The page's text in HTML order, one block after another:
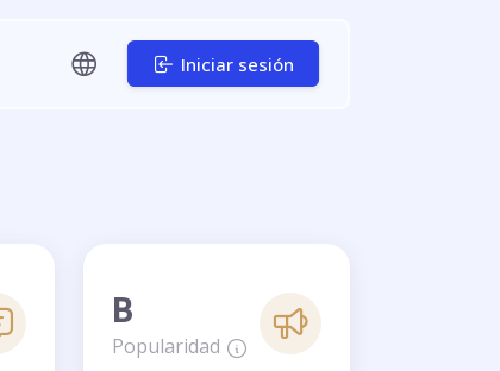
Iniciar sesión
B
Popularidad